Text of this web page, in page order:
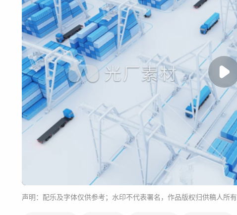
声明：配乐及字体仅供参考；水印不代表署名，作品版权归供稿人所有